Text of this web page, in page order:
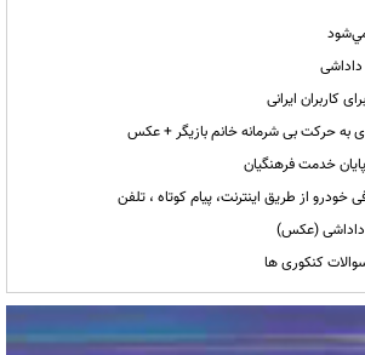
داداشی
به حرکت بی شرمانه خانم بازیگر + عکس
خودرو از طریق اینترنت، پیام کوتاه ، تلفن
داداشی (عکس)
کنکوری ها